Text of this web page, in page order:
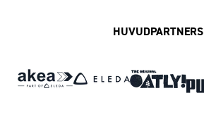
HUVUDPARTNERS